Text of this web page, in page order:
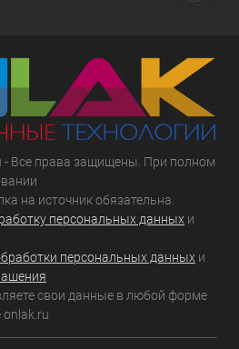
- Все права защищены. При полном
на источник обязательна.
персональных данных и
персональных данных и
свои данные в любой форме
onlak.ru